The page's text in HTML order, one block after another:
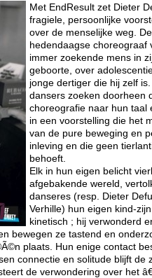
Met EndResult zet Dieter
fragiele, persoonlijke
over de menselijke weg. De
hedendaagse choreograaf
immer zoekende mens in
geboorte, over
jonge dertiger die hij zelf
dansers zoeken doorheen
choreografie naar hun taal
in een voorstelling die het
van de pure beweging en
inleving en die geen
behoeft.
Elk in hun eigen belicht
afgebakende wereld,
danseres (resp. Dieter
Verhille) hun eigen kind-
kinetisch ; hij verwonderd
bewegen ze tastend en
plaats. Hun enige contact
connectie en solitude blijft de
de verwondering over het